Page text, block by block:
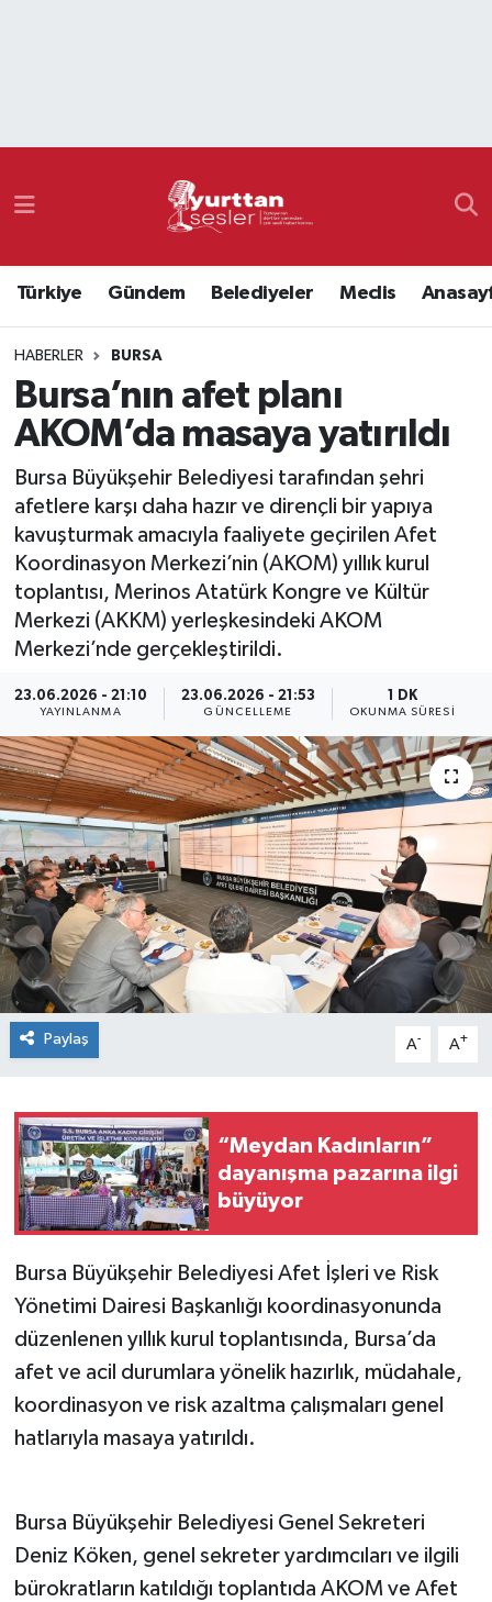
Türkiye Gündem Belediyeler Meclis
HABERLER BURSA
Bursa’nın afet planı
AKOM’da masaya yatırıldı
Bursa Büyükşehir Belediyesi tarafından şehri
afetlere karşı daha hazır ve dirençli bir yapıya
kavuşturmak amacıyla faaliyete geçirilen Afet
Koordinasyon Merkezi’nin (AKOM) yıllık kurul
toplantısı, Merinos Atatürk Kongre ve Kültür
Merkezi (AKKM) yerleşkesindeki AKOM
Merkezi’nde gerçekleştirildi.
23.06.2026 - 21:10
YAYINLANMA
23.06.2026 - 21:53
GÜNCELLEME
1 DK
OKUNMA SÜRESI
Paylaş A- A+
“Meydan Kadınların”
dayanışma pazarına ilgi
büyüyor
Bursa Büyükşehir Belediyesi Afet İşleri ve Risk
Yönetimi Dairesi Başkanlığı koordinasyonunda
düzenlenen yıllık kurul toplantısında, Bursa’da
afet ve acil durumlara yönelik hazırlık, müdahale,
koordinasyon ve risk azaltma çalışmaları genel
hatlarıyla masaya yatırıldı.
Bursa Büyükşehir Belediyesi Genel Sekreteri
Deniz Köken, genel sekreter yardımcıları ve ilgili
bürokratların katıldığı toplantıda AKOM ve Afet
Namaz Vakitleri
Süper Lig Puan Durumu ve Fikstür
Tüm Manşetler
Son Dakika Haberleri
Haber Arşivi